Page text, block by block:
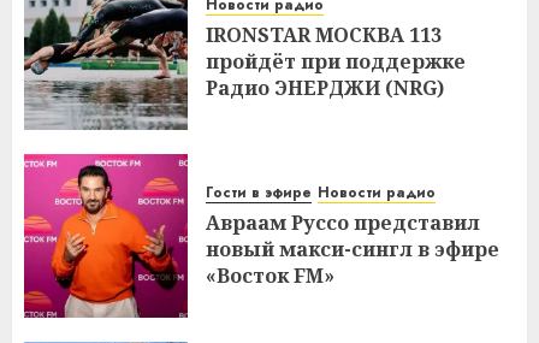
Новости радио
IRONSTAR МОСКВА 113
пройдёт при поддержке
Радио ЭНЕРДЖИ (NRG)
Гости в эфире Новости радио
Авраам Руссо представил
новый макси-сингл в эфире
«Восток FM»